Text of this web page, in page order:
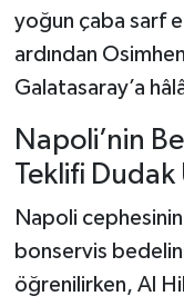
yoğun çaba sarf
ardından
Galatasaray’a
Napoli’nin
Teklifi Dudak
Napoli
bonservis
öğrenilirken, Al